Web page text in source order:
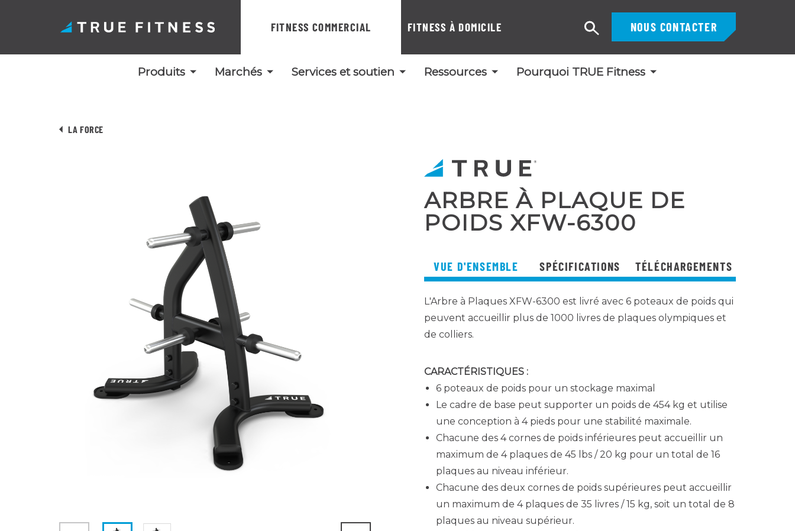
FITNESS COMMERCIAL FITNESS À DOMICILE
Produits Marchés Services et soutien Ressources Pourquoi TRUE Fitness
NOUS CONTACTER
Recherche
LA FORCE
ARBRE À PLAQUE DE
POIDS XFW-6300
VUE D'ENSEMBLE SPÉCIFICATIONS TÉLÉCHARGEMENTS
L'Arbre à Plaques XFW-6300 est livré avec 6 poteaux de poids qui
peuvent accueillir plus de 1000 livres de plaques olympiques et
de colliers.
CARACTÉRISTIQUES :
6 poteaux de poids pour un stockage maximal
Le cadre de base peut supporter un poids de 454 kg et utilise
une conception à 4 pieds pour une stabilité maximale.
Chacune des 4 cornes de poids inférieures peut accueillir un
maximum de 4 plaques de 45 lbs / 20 kg pour un total de 16
plaques au niveau inférieur.
Chacune des deux cornes de poids supérieures peut accueillir
un maximum de 4 plaques de 35 livres / 15 kg, soit un total de 8
plaques au niveau supérieur.